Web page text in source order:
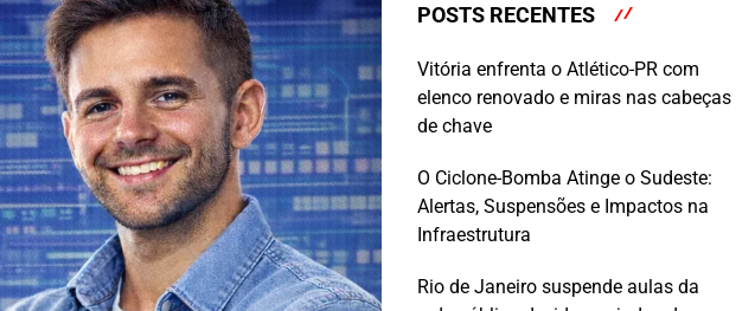
POSTS RECENTES
Vitória enfrenta o Atlético-PR com
elenco renovado e miras nas cabeças
de chave
O Ciclone-Bomba Atinge o Sudeste:
Alertas, Suspensões e Impactos na
Infraestrutura
Rio de Janeiro suspende aulas da